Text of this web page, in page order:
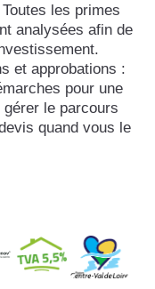
les primes
analysées afin de
et approbations :
pour une
le parcours
quand vous le